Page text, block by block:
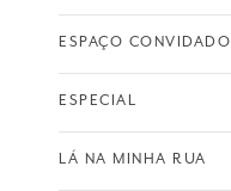
ESPAÇO CONVIDADO
ESPECIAL
LÁ NA MINHA RUA